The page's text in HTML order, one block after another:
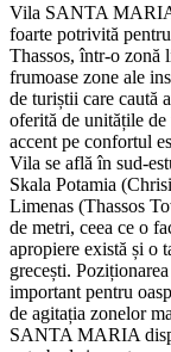
Vila SANTA MARIA
foarte potrivită
Thassos, într-o zonă
frumoase zone ale
de turiștii care caută
oferită de unitățile
accent pe confortul
Vila se află în sud-
Skala Potamia
Limenas (Thassos
de metri, ceea ce o
apropiere există și o
grecești.
important pentru
de agitația zonelor
SANTA MARIA